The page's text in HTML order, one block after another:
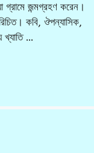
গ্রামে জন্মগ্রহণ করেন।
কবি, ঔপন্যাসিক,
খ্যাতি …